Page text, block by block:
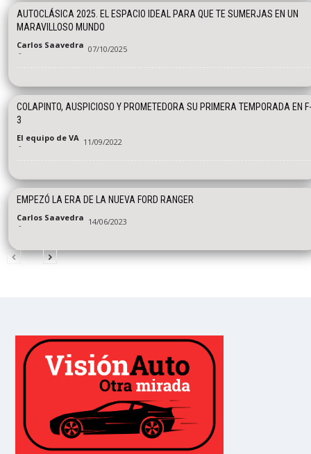
AUTOCLÁSICA 2025. EL ESPACIO IDEAL PARA QUE TE SUMERJAS EN UN
MARAVILLOSO MUNDO
Carlos Saavedra
- 07/10/2025
COLAPINTO, AUSPICIOSO Y PROMETEDORA SU PRIMERA TEMPORADA EN F-
3
El equipo de VA
- 11/09/2022
EMPEZÓ LA ERA DE LA NUEVA FORD RANGER
Carlos Saavedra
- 14/06/2023